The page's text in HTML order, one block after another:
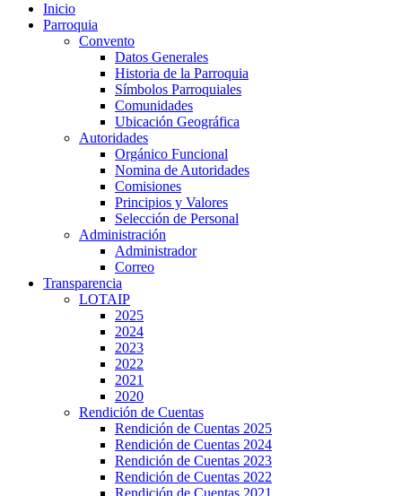
Inicio
Parroquia
Convento
Datos Generales
Historia de la Parroquia
Símbolos Parroquiales
Comunidades
Ubicación Geográfica
Autoridades
Orgánico Funcional
Nomina de Autoridades
Comisiones
Principios y Valores
Selección de Personal
Administración
Administrador
Correo
Transparencia
LOTAIP
2025
2024
2023
2022
2021
2020
Rendición de Cuentas
Rendición de Cuentas 2025
Rendición de Cuentas 2024
Rendición de Cuentas 2023
Rendición de Cuentas 2022
Rendición de Cuentas 2021